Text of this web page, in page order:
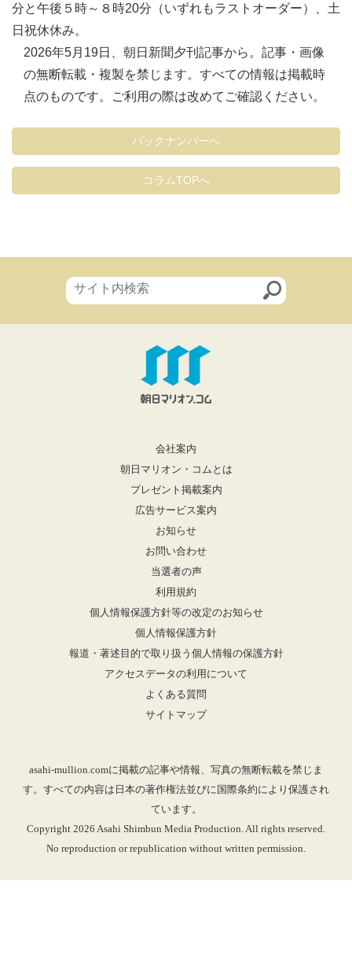
分と午後５時～８時20分（いずれもラストオーダー）、土
日祝休休み。
2026年5月19日、朝日新聞夕刊記事から。記事・画像
の無断転載・複製を禁じます。すべての情報は掲載時
点のものです。ご利用の際は改めてご確認ください。
バックナンバーへ
コラムTOPへ
会社案内
朝日マリオン・コムとは
プレゼント掲載案内
広告サービス案内
お知らせ
お問い合わせ
当選者の声
利用規約
個人情報保護方針等の改定のお知らせ
個人情報保護方針
報道・著述目的で取り扱う個人情報の保護方針
アクセスデータの利用について
よくある質問
サイトマップ
asahi-mullion.comに掲載の記事や情報、写真の無断転載を禁じま
す。すべての内容は日本の著作権法並びに国際条約により保護され
ています。
Copyright 2026 Asahi Shimbun Media Production. All rights reserved.
No reproduction or republication without written permission.